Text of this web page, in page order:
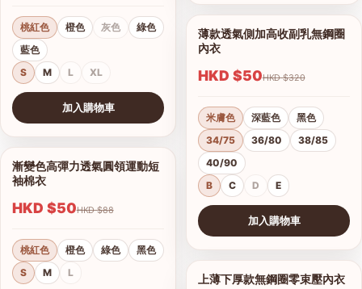
桃紅色 橙色 灰色
綠色
藍色
S
M L XL
加入購物車
1/15
查看圖片
漸變色高彈力透氣圓領運動短
袖棉衣
HKD $50 HKD $88
桃紅色 橙色 綠色
黑色
S
M L
1/17
薄款透氣側加高收副乳無鋼圈
內衣
HKD $50 HKD $320
米膚色 深藍色
黑色
34/75
36/80
38/85
40/90
B
C D E
加入購物車
1/12
查看圖片
上薄下厚款無鋼圈零束壓內衣